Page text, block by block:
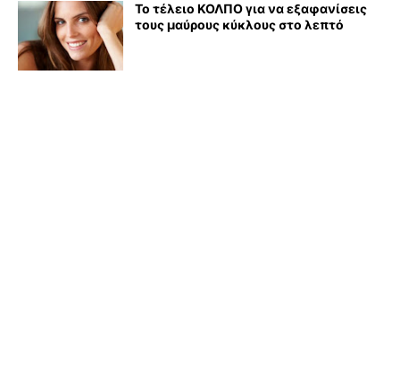
Το τέλειο ΚΟΛΠΟ για να εξαφανίσεις
τους μαύρους κύκλους στο λεπτό